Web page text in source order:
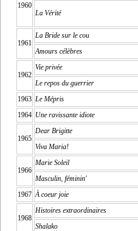
1960
La Vérité
1961
La Bride sur le cou
Amours célèbres
1962
Vie privée
Le repos du guerrier
1963 Le Mépris
1964 Une ravissante idiote
1965
Dear Brigitte
Viva Maria!
1966
Marie Soleil
Masculin, féminin'
1967 À coeur joie
1968
Histoires extraordinaires
Shalako